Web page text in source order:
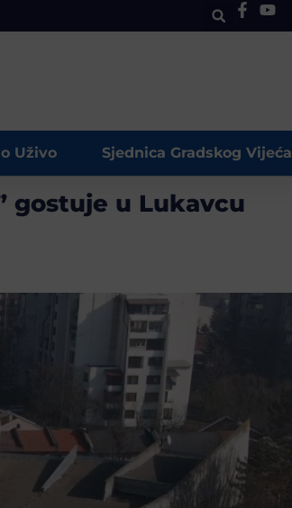
Uživo Sjednica Gradskog Vijeća
gostuje u Lukavcu